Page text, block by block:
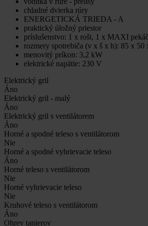
chladné dvierka rúry
ENERGETICKÁ TRIEDA - A
praktický úložný priestor
príslušenstvo: 1 x rošt, 1 x MAXI
rozmery spotrebiča (v x š x h): 85 x 50
menovitý príkon: 3,2 kW
elektrické napätie: 230 V
Elektrický gril
Áno
Elektrický gril - malý
Áno
Elektrický gril s ventilátorem
Áno
Horné a spodné teleso s ventilátorom
Nie
Horné a spodné vyhrievacie teleso
Áno
Horné teleso s ventilátorom
Nie
Horné vyhrievacie teleso
Nie
Kruhové teleso s ventilátorom
Áno
Ohrev tanierov